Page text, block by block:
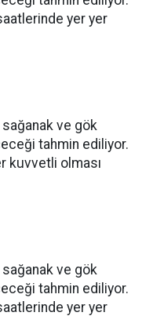
yer yer
sağanak ve gök
tahmin ediliyor.
kuvvetli olması
sağanak ve gök
tahmin ediliyor.
yer yer